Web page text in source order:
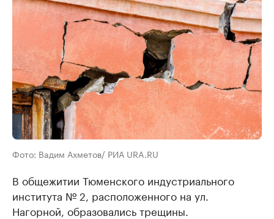
Фото: Вадим Ахметов/ РИА URA.RU
В общежитии Тюменского индустриального
института № 2, расположенного на ул.
Нагорной, образовались трещины.